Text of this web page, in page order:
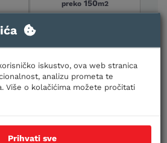
preko150m2
iskustvo, ova web stranica
analizu prometa te
Više o kolačićima možete pročitati
Prihvati sve